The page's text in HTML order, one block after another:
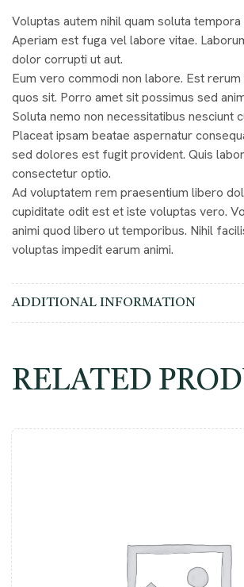
Voluptas autem nihil quam soluta
Aperiam est fuga vel labore vitae.
dolor corrupti ut aut.
Eum vero commodi non labore. Est
quos sit. Porro amet sit possimus sed
Soluta nemo non necessitatibus nesciunt
Placeat ipsam beatae aspernatur
sed dolores est fugit provident. Quis
consectetur optio.
Ad voluptatem rem praesentium libero
cupiditate odit est et iste voluptas vero.
animi quod libero ut temporibus. Nihil
voluptas impedit earum animi.
ADDITIONAL INFORMATION
RELATED